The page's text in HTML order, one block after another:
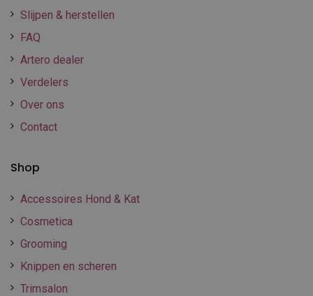
Slijpen & herstellen
FAQ
Artero dealer
Verdelers
Over ons
Contact
Shop
Accessoires Hond & Kat
Cosmetica
Grooming
Knippen en scheren
Trimsalon